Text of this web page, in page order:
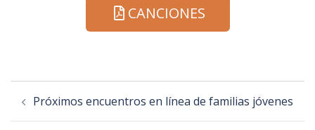
CANCIONES
Próximos encuentros en línea de familias jóvenes